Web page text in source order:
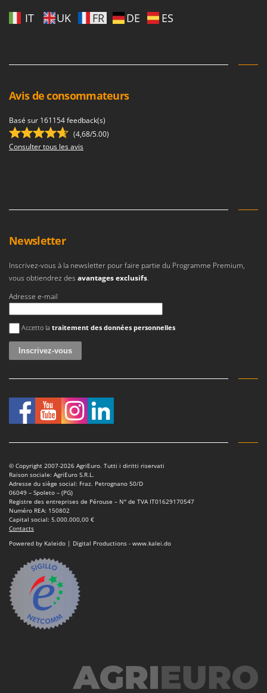
Makita
Marcato
Marina Systems
MCH
Mille
Minox
More than chef
MOSA
MOVA
Mowox
MTD
N
Ninja
Novatec
Novital
NuAir
NuovaFac
O
Officine Savioli
Oliviero
Olix
OMA
IT UK FR DE ES
Avis de consommateurs
Basé sur 161154 feedback(s)
(4,68/5.00)
Consulter tous les avis
Newsletter
Inscrivez-vous à la newsletter pour faire partie du Programme Premium,
vous obtiendrez des avantages exclusifs.
Adresse e-mail
Une erreur est survenue
Accetto la traitement des données personnelles
© Copyright 2007-2026 AgriEuro. Tutti i diritti riservati
Raison sociale: AgriEuro S.R.L.
Adresse du siège social: Fraz. Petrognano 50/D
06049 – Spoleto – (PG)
Registre des entreprises de Pérouse – N° de TVA IT01629170547
Numéro REA: 150802
Capital social: 5.000.000,00 €
Contacts
Powered by Kaleido | Digital Productions - www.kalei.do